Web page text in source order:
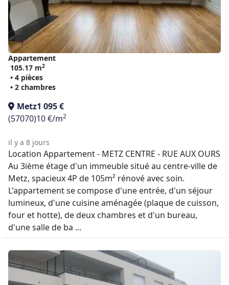
Appartement
105.17 m2
• 4 pièces
• 2 chambres
Metz1 095 €
(57070)10 €/m2
il y a 8 jours
Location Appartement - METZ CENTRE - RUE AUX OURS
Au 3ième étage d'un immeuble situé au centre-ville de
Metz, spacieux 4P de 105m² rénové avec soin.
L'appartement se compose d'une entrée, d'un séjour
lumineux, d'une cuisine aménagée (plaque de cuisson,
four et hotte), de deux chambres et d'un bureau,
d'une salle de ba ...